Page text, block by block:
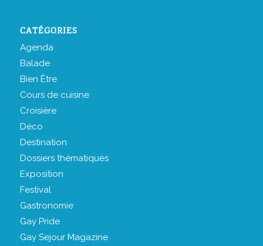
CATÉGORIES
Agenda
Balade
Bien Être
Cours de cuisine
Croisière
Déco
Destination
Dossiers thématiques
Exposition
Festival
Gastronomie
Gay Pride
Gay Sejour Magazine